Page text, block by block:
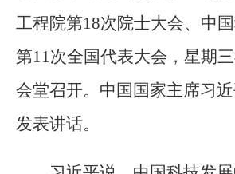
工程院第18次院士大会、中
第11次全国代表大会，星期
会堂召开。中国国家主席习
发表讲话。